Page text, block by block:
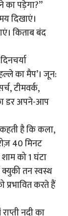
का पड़ेगा?”
दिखाएं।
किताब बंद
का मैप’। जून:
टीमवर्क,
डर अपने-आप
है कि कला,
40 मिनट
को 1 घंटा
तन स्वस्थ
करते हैं
नदी का